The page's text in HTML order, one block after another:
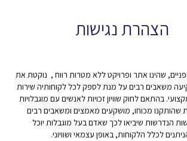
הצהרת נגישות
שהינו אתר ופרויקט ללא מטרות רווח , נוקטת את
משאבים רבים על מנת לספק לכל לקוחותיה שירות
בהתאם לחוק שוויון זכויות לאנשים עם מוגבלויות
ולתקנות שהותקנו מכוחו, מושקעים מאמצים ומשאבים רבים
הנדרשות שיביאו לכך שאדם בעל מוגבלות יוכל
לכלל הלקוחות, באופן עצמאי ושוויוני.